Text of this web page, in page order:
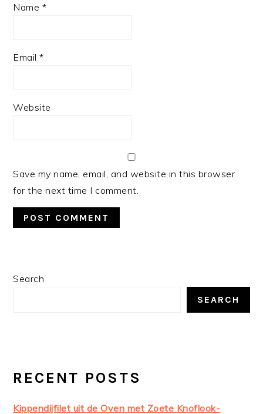
Name *
Email*
Website
Save my name, email, and website in this browser
for the next time I comment.
PRIMARY
Search
SEARCH
RECENT POSTS
Kippendijfilet uit de Oven met Zoete Knoflook-